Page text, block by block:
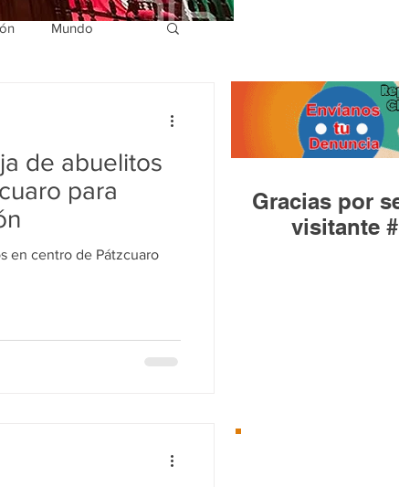
Mundo
Huandacareo
de abuelitos
para
en centro de Pátzcuaro
Gracias por
visitante #